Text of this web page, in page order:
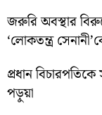
জরুরি অবস্থার
‘লোকতন্ত্র
প্রধান
পড়ুয়া